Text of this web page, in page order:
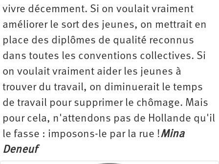
vivre décemment. Si on voulait vraiment
améliorer le sort des jeunes, on mettrait en
place des diplômes de qualité reconnus
dans toutes les conventions collectives. Si
on voulait vraiment aider les jeunes à
trouver du travail, on diminuerait le temps
de travail pour supprimer le chômage. Mais
pour cela, n'attendons pas de Hollande qu'il
le fasse : imposons-le par la rue !Mina
Deneuf